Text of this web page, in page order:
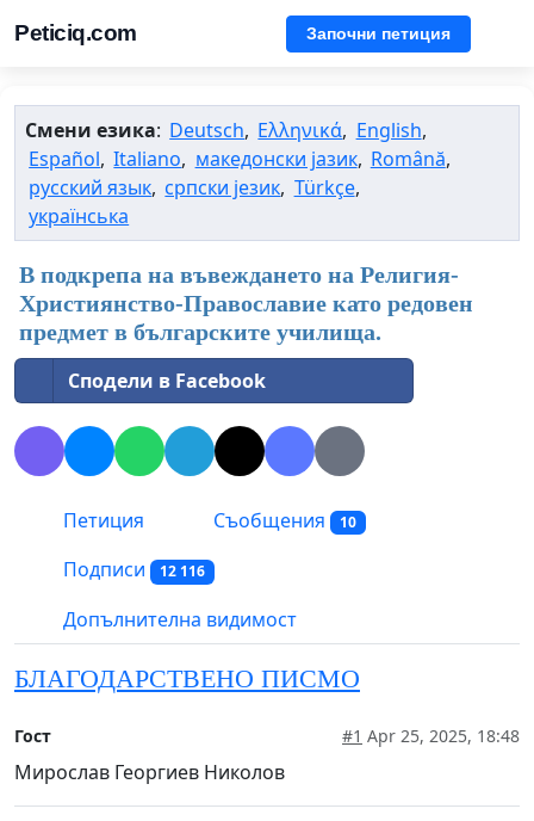
Peticiq.com Започни петиция
Смени езика: Deutsch, Ελληνικά, English,
Español, Italiano, македонски јазик, Română,
русский язык, српски језик, Türkçe,
українська
В подкрепа на въвеждането на Религия-
Християнство-Православие като редовен
предмет в българските училища.
Сподели в Facebook
Петиция Съобщения 10
Подписи 12 116
Допълнителна видимост
БЛАГОДАРСТВЕНО ПИСМО
Гост #1 Apr 25, 2025, 18:48
Мирослав Георгиев Николов